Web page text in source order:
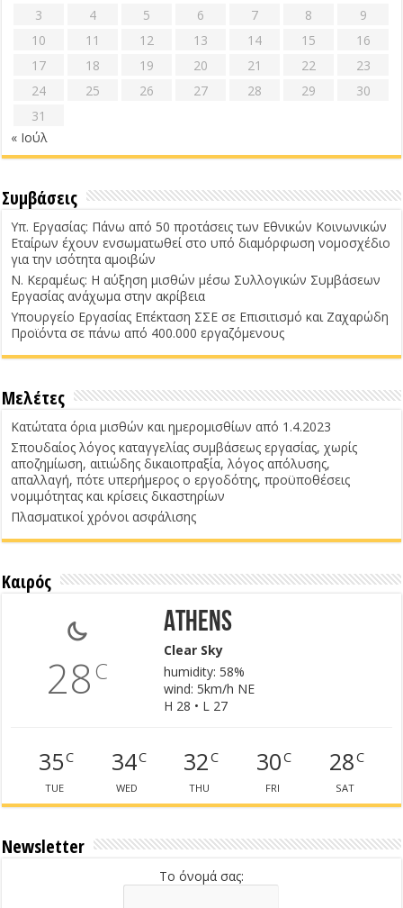
3
4 5 6 7 8
9
10
11 12 13 14 15
16
17
18 19 20 21 22
23
24
25 26 27 28 29
30
31
« Ιούλ
Συμβάσεις
Υπ. Εργασίας: Πάνω από 50 προτάσεις των Εθνικών Κοινωνικών
Εταίρων έχουν ενσωματωθεί στο υπό διαμόρφωση νομοσχέδιο
για την ισότητα αμοιβών
Ν. Κεραμέως: Η αύξηση μισθών μέσω Συλλογικών Συμβάσεων
Εργασίας ανάχωμα στην ακρίβεια
Υπουργείο Εργασίας Επέκταση ΣΣΕ σε Επισιτισμό και Ζαχαρώδη
Προϊόντα σε πάνω από 400.000 εργαζόμενους
Μελέτες
Κατώτατα όρια μισθών και ημερομισθίων από 1.4.2023
Σπουδαίος λόγος καταγγελίας συμβάσεως εργασίας, χωρίς
αποζημίωση, αιτιώδης δικαιοπραξία, λόγος απόλυσης,
απαλλαγή, πότε υπερήμερος ο εργοδότης, προϋποθέσεις
νομιμότητας και κρίσεις δικαστηρίων
Πλασματικοί χρόνοι ασφάλισης
Καιρός
28C
Athens
Clear Sky
humidity: 58%
wind: 5km/h NE
H 28 • L 27
35C
TUE
34C
WED
32C
THU
30C
FRI
28C
SAT
Newsletter
Το όνομά σας: